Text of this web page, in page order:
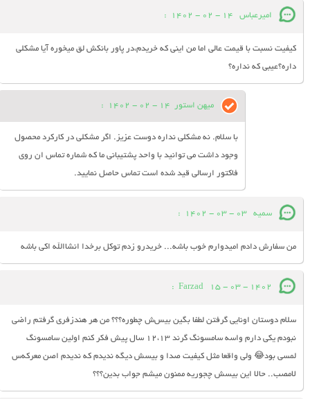
امیرعباس 14 - 02 - 1402
:
کیفیت نسبت با قیمت عالی اما من اینی که خریدم،در پاور بانکش لق میخوره آیا مشکلی
داره؟عیبی که نداره؟
میهن استور 14 - 02 - 1402
:
با سلام. نه مشکلی نداره دوست عزیز. اگر مشکلی در کارکرد محصول
وجود داشت می توانید با واحد پشتیبانی ما که شماره تماس ان روی
فاکتور ارسالی قید شده است تماس حاصل نمایید.
سمیه 03 - 03 - 1402
:
من سفارش دادم امیدوارم خوب باشه... خریدرو زدم توکل برخدا انشاالله اکی باشه
Farzad 15 - 03 - 1402
:
سلام دوستان اونایی گرفتن لطفا بگین بیس‌ش چطوره؟؟؟ من هر هندزفری گرفتم راضی
نبودم یکی دارم واسه سامسونگ گرند ۱۲،۱۳ سال پیش فکر کنم اولین سامسونگ
لمسی بود😂 ولی واقعا مثل کیفیت صدا و بیسش دیگه ندیدم که ندیدم اصن معرکه‌س
لامصب.. حالا این بیسش چجوریه ممنون میشم جواب بدین؟؟؟